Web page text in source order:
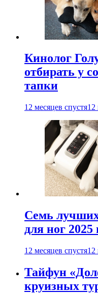
Кинолог
отбирать у
тапки
12 месяцев спустя12
Семь
для ног 2025
12 месяцев спустя12
Тайфун
круизных